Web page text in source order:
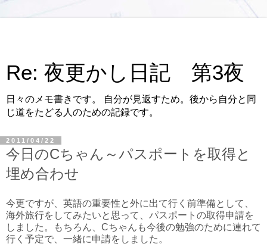
Re: 夜更かし日記 第3夜
日々のメモ書きです。 自分が見返すため。後から自分と同
じ道をたどる人のための記録です。
2011/04/22
今日のCちゃん～パスポートを取得と
埋め合わせ
今更ですが、英語の重要性と外に出て行く前準備として、
海外旅行をしてみたいと思って、パスポートの取得申請を
しました。もちろん、Cちゃんも今後の勉強のために連れて
行く予定で、一緒に申請をしました。